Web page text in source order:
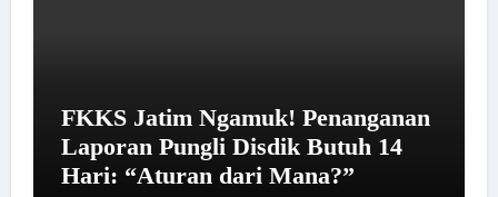
FKKS Jatim Ngamuk! Penanganan
Laporan Pungli Disdik Butuh 14
Hari: “Aturan dari Mana?”